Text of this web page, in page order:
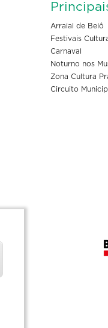
Arraial de Belô
Festivais
Carnaval
Noturno nos
Zona Cultura
Circuito